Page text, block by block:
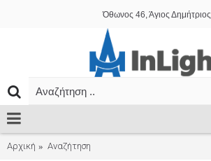
Όθωνος 46, Άγιος Δημήτριος
Αρχική Αναζήτηση